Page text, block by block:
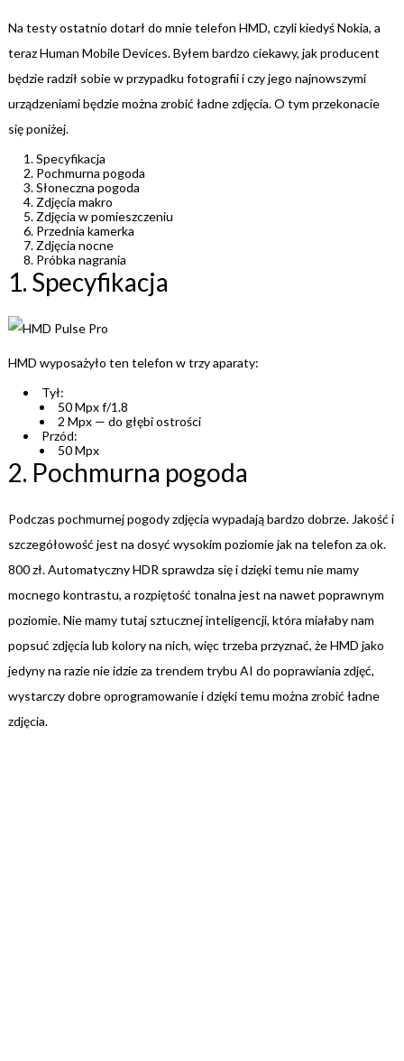
Na testy ostatnio dotarł do mnie telefon HMD, czyli kiedyś Nokia, a
teraz Human Mobile Devices. Byłem bardzo ciekawy, jak producent
będzie radził sobie w przypadku fotografii i czy jego najnowszymi
urządzeniami będzie można zrobić ładne zdjęcia. O tym przekonacie
się poniżej.
Specyfikacja
Pochmurna pogoda
Słoneczna pogoda
Zdjęcia makro
Zdjęcia w pomieszczeniu
Przednia kamerka
Zdjęcia nocne
Próbka nagrania
1. Specyfikacja
HMD wyposażyło ten telefon w trzy aparaty:
Tył:
50 Mpx f/1.8
2 Mpx — do głębi ostrości
Przód:
50 Mpx
2. Pochmurna pogoda
Podczas pochmurnej pogody zdjęcia wypadają bardzo dobrze. Jakość i
szczegółowość jest na dosyć wysokim poziomie jak na telefon za ok.
800 zł. Automatyczny HDR sprawdza się i dzięki temu nie mamy
mocnego kontrastu, a rozpiętość tonalna jest na nawet poprawnym
poziomie. Nie mamy tutaj sztucznej inteligencji, która miałaby nam
popsuć zdjęcia lub kolory na nich, więc trzeba przyznać, że HMD jako
jedyny na razie nie idzie za trendem trybu AI do poprawiania zdjęć,
wystarczy dobre oprogramowanie i dzięki temu można zrobić ładne
zdjęcia.